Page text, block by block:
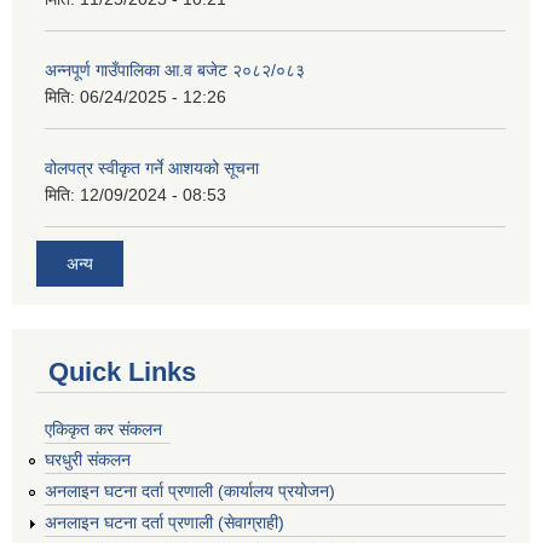
अन्नपूर्ण गाउँपालिका आ.व बजेट २०८२/०८३
मिति: 06/24/2025 - 12:26
वोलपत्र स्वीकृत गर्ने आशयको सूचना
मिति: 12/09/2024 - 08:53
अन्य
Quick Links
एकिकृत कर संकलन
घरधुरी संकलन
अनलाइन घटना दर्ता प्रणाली (कार्यालय प्रयोजन)
अनलाइन घटना दर्ता प्रणाली (सेवाग्राही)